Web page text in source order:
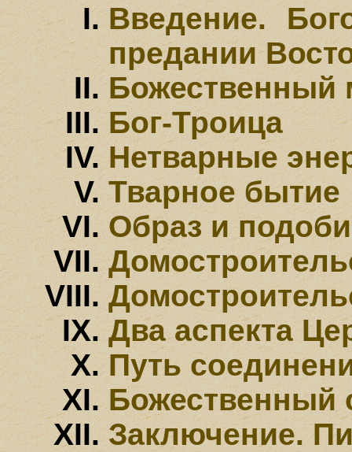
Введение.
предании
Божественный
Бог-Троица
Нетварные
Тварное бытие
Образ и
Два аспекта
Путь
Божественный
Заключение.